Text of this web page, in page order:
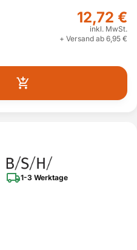
12,72 €
inkl. MwSt.
+ Versand ab 6,95 €
1-3 Werktage